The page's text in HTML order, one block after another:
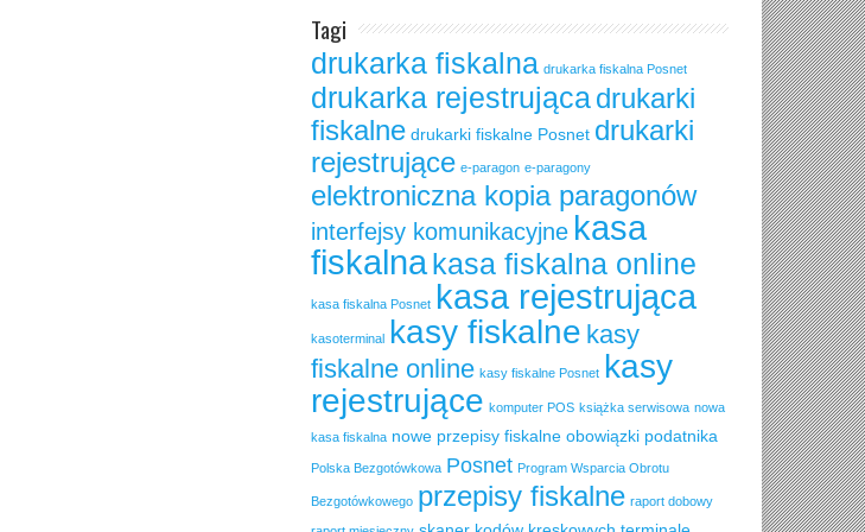
Tagi
drukarka fiskalna drukarka fiskalna Posnet
drukarka rejestrującadrukarki
fiskalne drukarki fiskalne Posnet drukarki
rejestrujące e-paragon e-paragony
elektroniczna kopia paragonów
interfejsy komunikacyjne kasa
fiskalnakasa fiskalna online
kasa fiskalna Posnet kasa rejestrująca
kasoterminal kasy fiskalne kasy
fiskalne online kasy fiskalne Posnet
kasy
rejestrujące komputer POS książka serwisowa nowa
kasa fiskalna nowe przepisy fiskalne obowiązki podatnika
Polska Bezgotówkowa Posnet Program Wsparcia Obrotu
Bezgotówkowego przepisy fiskalne raport dobowy